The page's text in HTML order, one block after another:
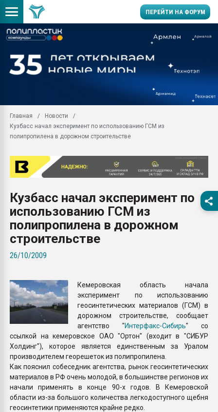
ПЕРЕЙТИ НА ФОРУМ
Вакуум-формовочные
28.07.2026
Всё, что касается
бутылок
вакуумного
Продам отходы
поликарбоната и АБС-
Armaloy PC/ABS-1IM
Главная
Новости
Кузбасс начал эксперимент по использованию ГСМ из
полипропилена в дорожном строительстве
Кузбасс начал эксперимент по
использованию ГСМ из
полипропилена в дорожном
строительстве
26/10/2009
Кемеровская область начала
эксперимент по использованию
геосинтетических материалов (ГСМ) в
дорожном строительстве, сообщает
агентство "Интерфакс-Сибирь" со
ссылкой на кемеровское ОАО "Ортон" (входит в "СИБУР
Холдинг"), которое является единственным за Уралом
производителем георешеток из полипропилена.
Как пояснил собеседник агентства, рынок геосинтетических
материалов в РФ очень молодой, в большинстве регионов их
начали применять в конце 90-х годов. В Кемеровской
области из-за большого количества легкодоступного щебня
геосинтетики применяются крайне редко.